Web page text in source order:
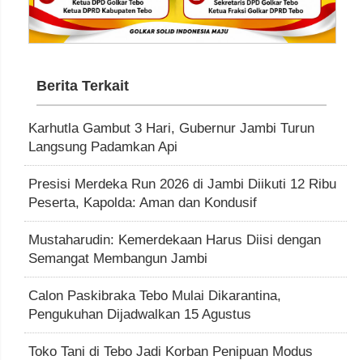
Berita Terkait
Karhutla Gambut 3 Hari, Gubernur Jambi Turun
Langsung Padamkan Api
Presisi Merdeka Run 2026 di Jambi Diikuti 12 Ribu
Peserta, Kapolda: Aman dan Kondusif
Mustaharudin: Kemerdekaan Harus Diisi dengan
Semangat Membangun Jambi
Calon Paskibraka Tebo Mulai Dikarantina,
Pengukuhan Dijadwalkan 15 Agustus
Toko Tani di Tebo Jadi Korban Penipuan Modus